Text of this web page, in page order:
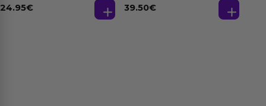
24.95€
Natural
39.50€